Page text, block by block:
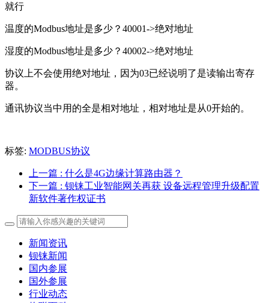
就行
温度的Modbus地址是多少？40001->绝对地址
湿度的Modbus地址是多少？40002->绝对地址
协议上不会使用绝对地址，因为03已经说明了是读输出寄存
器。
通讯协议当中用的全是相对地址，相对地址是从0开始的。
标签: MODBUS协议
上一篇 : 什么是4G边缘计算路由器？
下一篇 : 钡铼工业智能网关再获 设备远程管理升级配置
新软件著作权证书
新闻资讯
钡铼新闻
国内参展
国外参展
行业动态